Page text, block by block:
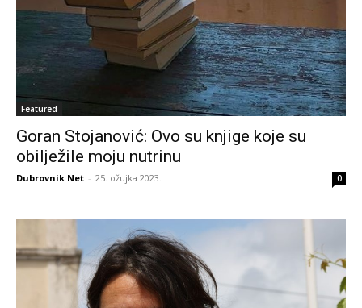
Featured
Goran Stojanović: Ovo su knjige koje su
obilježile moju nutrinu
Dubrovnik Net - 25. ožujka 2023. 0